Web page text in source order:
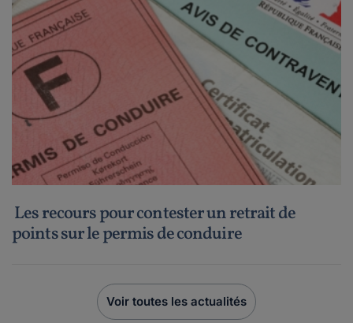
Les recours pour contester un retrait de
points sur le permis de conduire
Voir toutes les actualités